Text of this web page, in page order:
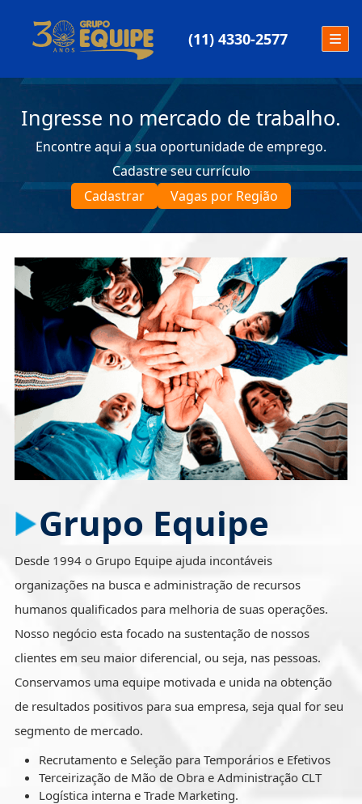
(11) 4330-2577
Ingresse no mercado de trabalho.
Encontre aqui a sua oportunidade de emprego.
Cadastre seu currículo
Cadastrar
Vagas por Região
Grupo Equipe
Desde 1994 o Grupo Equipe ajuda incontáveis
organizações na busca e administração de recursos
humanos qualificados para melhoria de suas operações.
Nosso negócio esta focado na sustentação de nossos
clientes em seu maior diferencial, ou seja, nas pessoas.
Conservamos uma equipe motivada e unida na obtenção
de resultados positivos para sua empresa, seja qual for seu
segmento de mercado.
Recrutamento e Seleção para Temporários e Efetivos
Terceirização de Mão de Obra e Administração CLT
Logística interna e Trade Marketing.